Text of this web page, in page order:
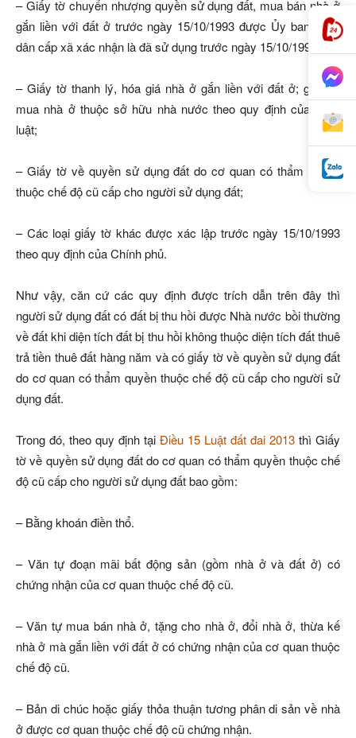
– Giấy tờ chuyển nhượng quyền sử dụng đất, mua bán nhà ở
gắn liền với đất ở trước ngày 15/10/1993 được Ủy ban nhân
dân cấp xã xác nhận là đã sử dụng trước ngày 15/10/1993;
– Giấy tờ thanh lý, hóa giá nhà ở gắn liền với đất ở; giấy tờ
mua nhà ở thuộc sở hữu nhà nước theo quy định của pháp
luật;
– Giấy tờ về quyền sử dụng đất do cơ quan có thẩm quyền
thuộc chế độ cũ cấp cho người sử dụng đất;
– Các loại giấy tờ khác được xác lập trước ngày 15/10/1993
theo quy định của Chính phủ.
Như vậy, căn cứ các quy định được trích dẫn trên đây thì
người sử dụng đất có đất bị thu hồi được Nhà nước bồi thường
về đất khi diện tích đất bị thu hồi không thuộc diện tích đất thuê
trả tiền thuê đất hàng năm và có giấy tờ về quyền sử dụng đất
do cơ quan có thẩm quyền thuộc chế độ cũ cấp cho người sử
dụng đất.
Trong đó, theo quy định tại Điều 15 Luật đất đai 2013 thì Giấy
tờ về quyền sử dụng đất do cơ quan có thẩm quyền thuộc chế
độ cũ cấp cho người sử dụng đất bao gồm:
– Bằng khoán điền thổ.
– Văn tự đoạn mãi bất động sản (gồm nhà ở và đất ở) có
chứng nhận của cơ quan thuộc chế độ cũ.
– Văn tự mua bán nhà ở, tặng cho nhà ở, đổi nhà ở, thừa kế
nhà ở mà gắn liền với đất ở có chứng nhận của cơ quan thuộc
chế độ cũ.
– Bản di chúc hoặc giấy thỏa thuận tương phân di sản về nhà
ở được cơ quan thuộc chế độ cũ chứng nhận.